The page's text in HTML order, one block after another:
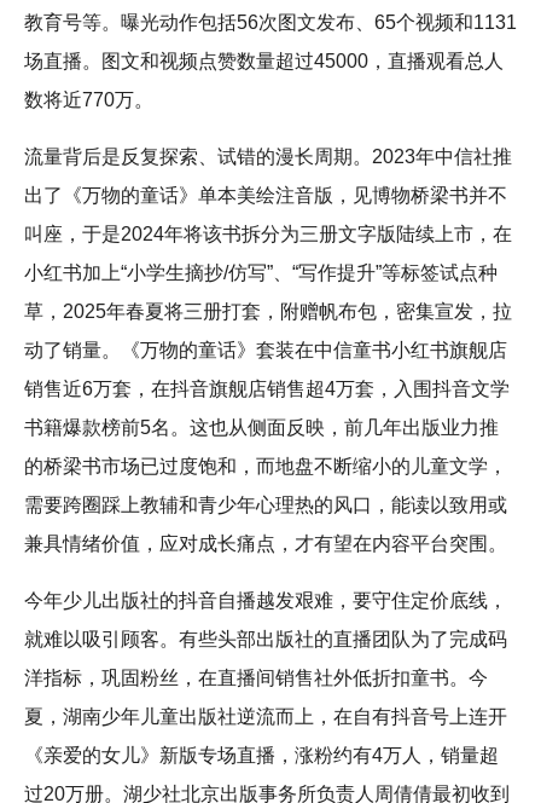
教育号等。曝光动作包括56次图文发布、65个视频和1131
场直播。图文和视频点赞数量超过45000，直播观看总人
数将近770万。
流量背后是反复探索、试错的漫长周期。2023年中信社推
出了《万物的童话》单本美绘注音版，见博物桥梁书并不
叫座，于是2024年将该书拆分为三册文字版陆续上市，在
小红书加上“小学生摘抄/仿写”、“写作提升”等标签试点种
草，2025年春夏将三册打套，附赠帆布包，密集宣发，拉
动了销量。《万物的童话》套装在中信童书小红书旗舰店
销售近6万套，在抖音旗舰店销售超4万套，入围抖音文学
书籍爆款榜前5名。这也从侧面反映，前几年出版业力推
的桥梁书市场已过度饱和，而地盘不断缩小的儿童文学，
需要跨圈踩上教辅和青少年心理热的风口，能读以致用或
兼具情绪价值，应对成长痛点，才有望在内容平台突围。
今年少儿出版社的抖音自播越发艰难，要守住定价底线，
就难以吸引顾客。有些头部出版社的直播团队为了完成码
洋指标，巩固粉丝，在直播间销售社外低折扣童书。今
夏，湖南少年儿童出版社逆流而上，在自有抖音号上连开
《亲爱的女儿》新版专场直播，涨粉约有4万人，销量超
过20万册。湖少社北京出版事务所负责人周倩倩最初收到